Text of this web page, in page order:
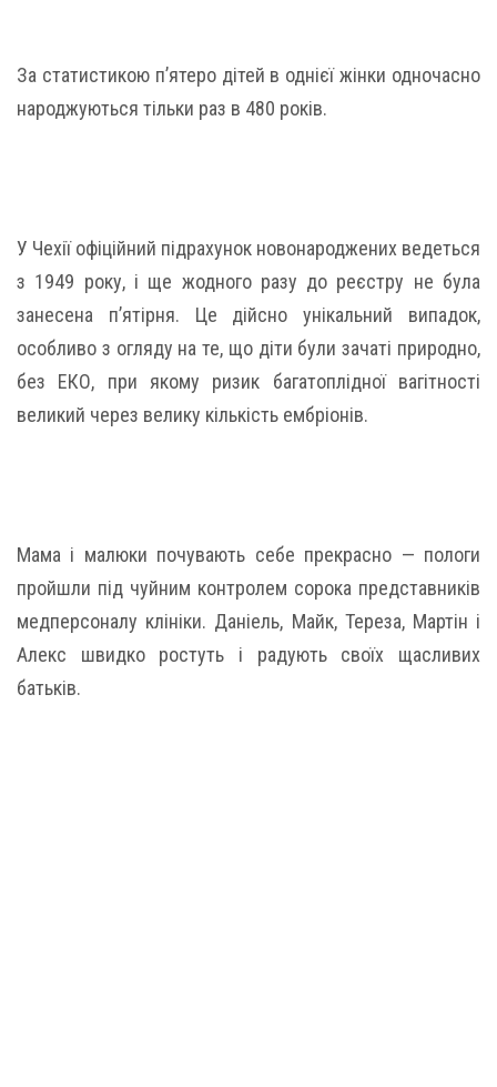
За статистикою п’ятеро дітей в однієї жінки одночасно
народжуються тільки раз в 480 років.
У Чехії офіційний підрахунок новонароджених ведеться
з 1949 року, і ще жодного разу до реєстру не була
занесена п’ятірня. Це дійсно унікальний випадок,
особливо з огляду на те, що діти були зачаті природно,
без ЕКО, при якому ризик багатоплідної вагітності
великий через велику кількість ембріонів.
Мама і малюки почувають себе прекрасно — пологи
пройшли під чуйним контролем сорока представників
медперсоналу клініки. Даніель, Майк, Тереза, Мартін і
Алекс швидко ростуть і радують своїх щасливих
батьків.